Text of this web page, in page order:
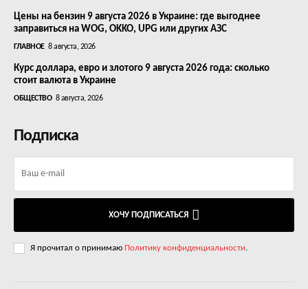
Цены на бензин 9 августа 2026 в Украине: где выгоднее
заправиться на WOG, OKKO, UPG или других АЗС
ГЛАВНОЕ 8 августа, 2026
Курс доллара, евро и злотого 9 августа 2026 года: сколько
стоит валюта в Украине
ОБЩЕСТВО 8 августа, 2026
Подписка
ХОЧУ ПОДПИСАТЬСЯ
Я прочитал о принимаю Политику конфиденциальности.